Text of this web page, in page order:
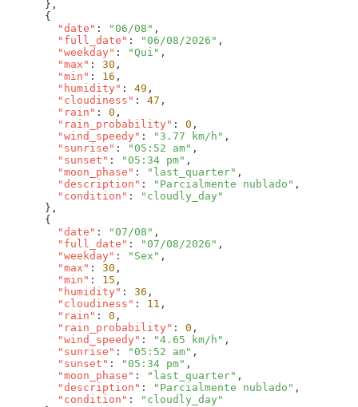
        "date"
: "06/08"
        "full_date"
: "06/08/2026"
        "weekday"
: "Qui"
        "max"
: 30
        "min"
: 16
        "humidity"
: 49
        "cloudiness"
: 47
        "rain"
: 0
        "rain_probability"
: 0
        "wind_speedy"
: "3.77 km/h"
        "sunrise"
: "05:52 am"
        "sunset"
: "05:34 pm"
        "moon_phase"
: "last_quarter"
        "description"
: "Parcialmente nublado"
        "condition"
:
        "date"
: "07/08"
        "full_date"
: "07/08/2026"
        "weekday"
: "Sex"
        "max"
: 30
        "min"
: 15
        "humidity"
: 36
        "cloudiness"
: 11
        "rain"
: 0
        "rain_probability"
: 0
        "wind_speedy"
: "4.65 km/h"
        "sunrise"
: "05:52 am"
        "sunset"
: "05:34 pm"
        "moon_phase"
: "last_quarter"
        "description"
: "Parcialmente nublado"
        "condition"
: